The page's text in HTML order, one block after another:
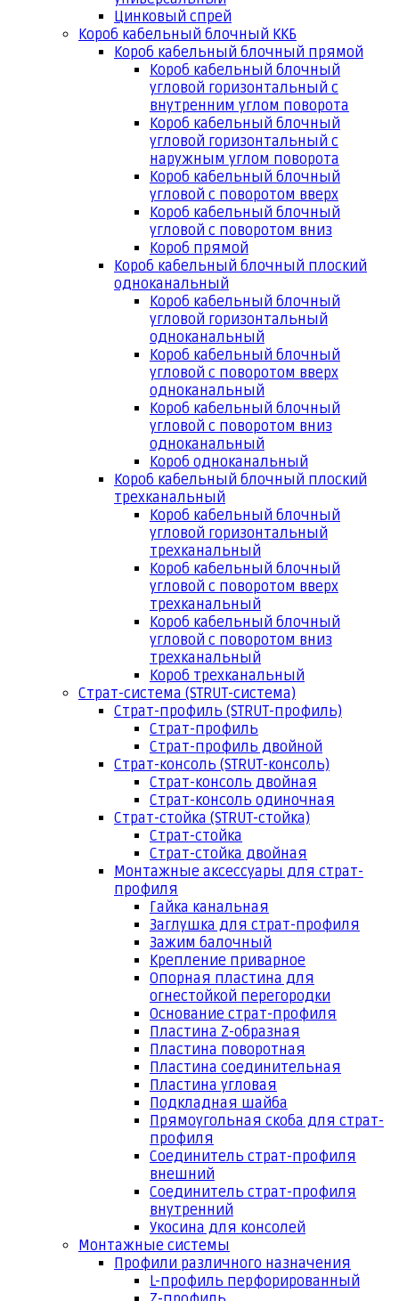
Цинковый спрей
Короб кабельный блочный ККБ
Короб кабельный блочный прямой
Короб кабельный блочный
угловой горизонтальный с
внутренним углом поворота
Короб кабельный блочный
угловой горизонтальный с
наружным углом поворота
Короб кабельный блочный
угловой с поворотом вверх
Короб кабельный блочный
угловой с поворотом вниз
Короб прямой
Короб кабельный блочный плоский
одноканальный
Короб кабельный блочный
угловой горизонтальный
одноканальный
Короб кабельный блочный
угловой с поворотом вверх
одноканальный
Короб кабельный блочный
угловой с поворотом вниз
одноканальный
Короб одноканальный
Короб кабельный блочный плоский
трехканальный
Короб кабельный блочный
угловой горизонтальный
трехканальный
Короб кабельный блочный
угловой с поворотом вверх
трехканальный
Короб кабельный блочный
угловой с поворотом вниз
трехканальный
Короб трехканальный
Страт-система (STRUT-система)
Страт-профиль (STRUT-профиль)
Страт-профиль
Страт-профиль двойной
Страт-консоль (STRUT-консоль)
Страт-консоль двойная
Страт-консоль одиночная
Страт-стойка (STRUT-стойка)
Страт-стойка
Страт-стойка двойная
Монтажные аксессуары для страт-
профиля
Гайка канальная
Заглушка для страт-профиля
Зажим балочный
Крепление приварное
Опорная пластина для
огнестойкой перегородки
Основание страт-профиля
Пластина Z-образная
Пластина поворотная
Пластина соединительная
Пластина угловая
Подкладная шайба
Прямоугольная скоба для страт-
профиля
Соединитель страт-профиля
внешний
Соединитель страт-профиля
внутренний
Укосина для консолей
Монтажные системы
Профили различного назначения
L-профиль перфорированный